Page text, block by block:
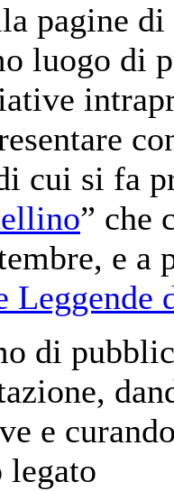
pagine
luogo di
cui si fa
” che
e a
di
e
legato